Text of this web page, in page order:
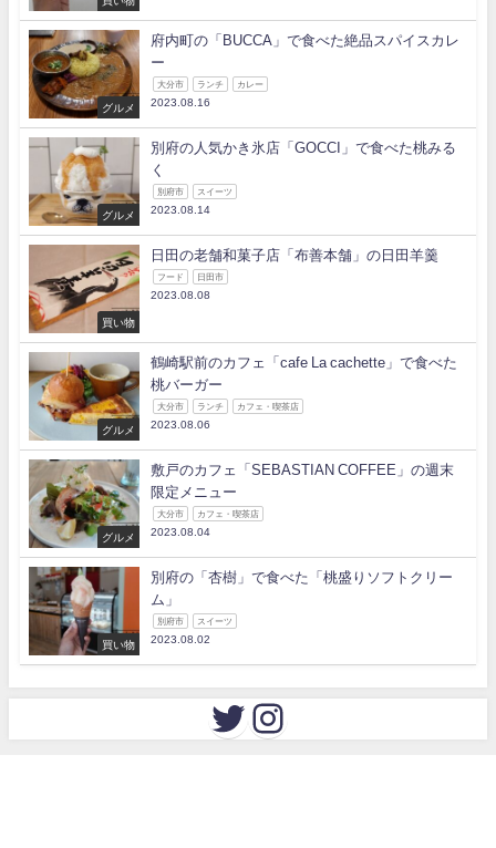
グルメ
府内町の「BUCCA」で食べた絶品スパイスカレ
ー
大分市 ランチ カレー
2023.08.16
グルメ
別府の人気かき氷店「GOCCI」で食べた桃みる
く
別府市 スイーツ
2023.08.14
買い物
日田の老舗和菓子店「布善本舗」の日田羊羹
フード 日田市
2023.08.08
グルメ
鶴崎駅前のカフェ「cafe La cachette」で食べた
桃バーガー
大分市 ランチ カフェ・喫茶店
2023.08.06
グルメ
敷戸のカフェ「SEBASTIAN COFFEE」の週末
限定メニュー
大分市 カフェ・喫茶店
2023.08.04
買い物
別府の「杏樹」で食べた「桃盛りソフトクリー
ム」
別府市 スイーツ
2023.08.02